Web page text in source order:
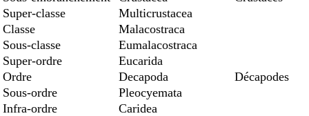
Super-classe
Multicrustacea
Classe
Malacostraca
Sous-classe
Eumalacostraca
Super-ordre
Eucarida
Ordre
Decapoda
Décapodes
Sous-ordre
Pleocyemata
Infra-ordre
Caridea